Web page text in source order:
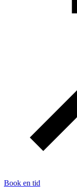
Book en tid